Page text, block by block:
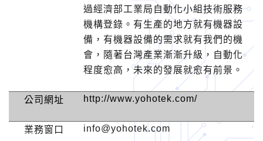
過經濟部工業局自動化小組技術服務
機構登錄。有生產的地方就有機器設
備，有機器設備的需求就有我們的機
會，隨著台灣產業漸漸升級，自動化
程度愈高，未來的發展就愈有前景。
公司網址 http://www.yohotek.com/
業務窗口 info@yohotek.com